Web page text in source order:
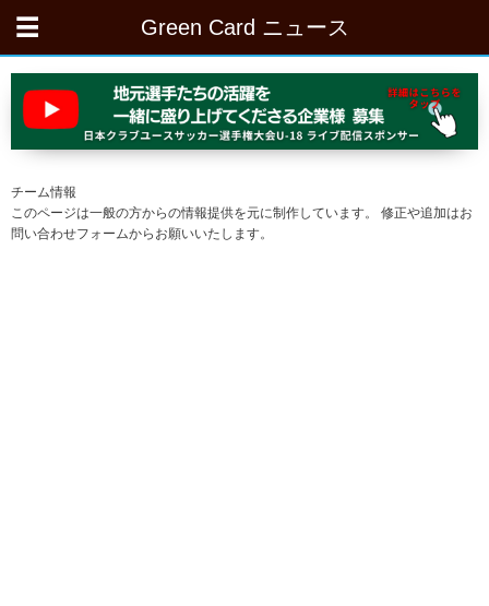
Green Card ニュース
チーム情報
このページは一般の方からの情報提供を元に制作しています。 修正や追加はお
問い合わせフォームからお願いいたします。